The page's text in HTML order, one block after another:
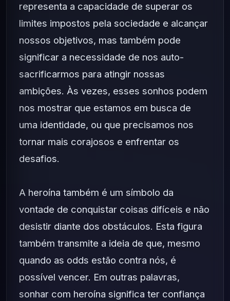
representa a capacidade de superar os
limites impostos pela sociedade e alcançar
nossos objetivos, mas também pode
significar a necessidade de nos auto-
sacrificarmos para atingir nossas
ambições. Às vezes, esses sonhos podem
nos mostrar que estamos em busca de
uma identidade, ou que precisamos nos
tornar mais corajosos e enfrentar os
desafios.
A heroína também é um símbolo da
vontade de conquistar coisas difíceis e não
desistir diante dos obstáculos. Esta figura
também transmite a ideia de que, mesmo
quando as odds estão contra nós, é
possível vencer. Em outras palavras,
sonhar com heroína significa ter confiança